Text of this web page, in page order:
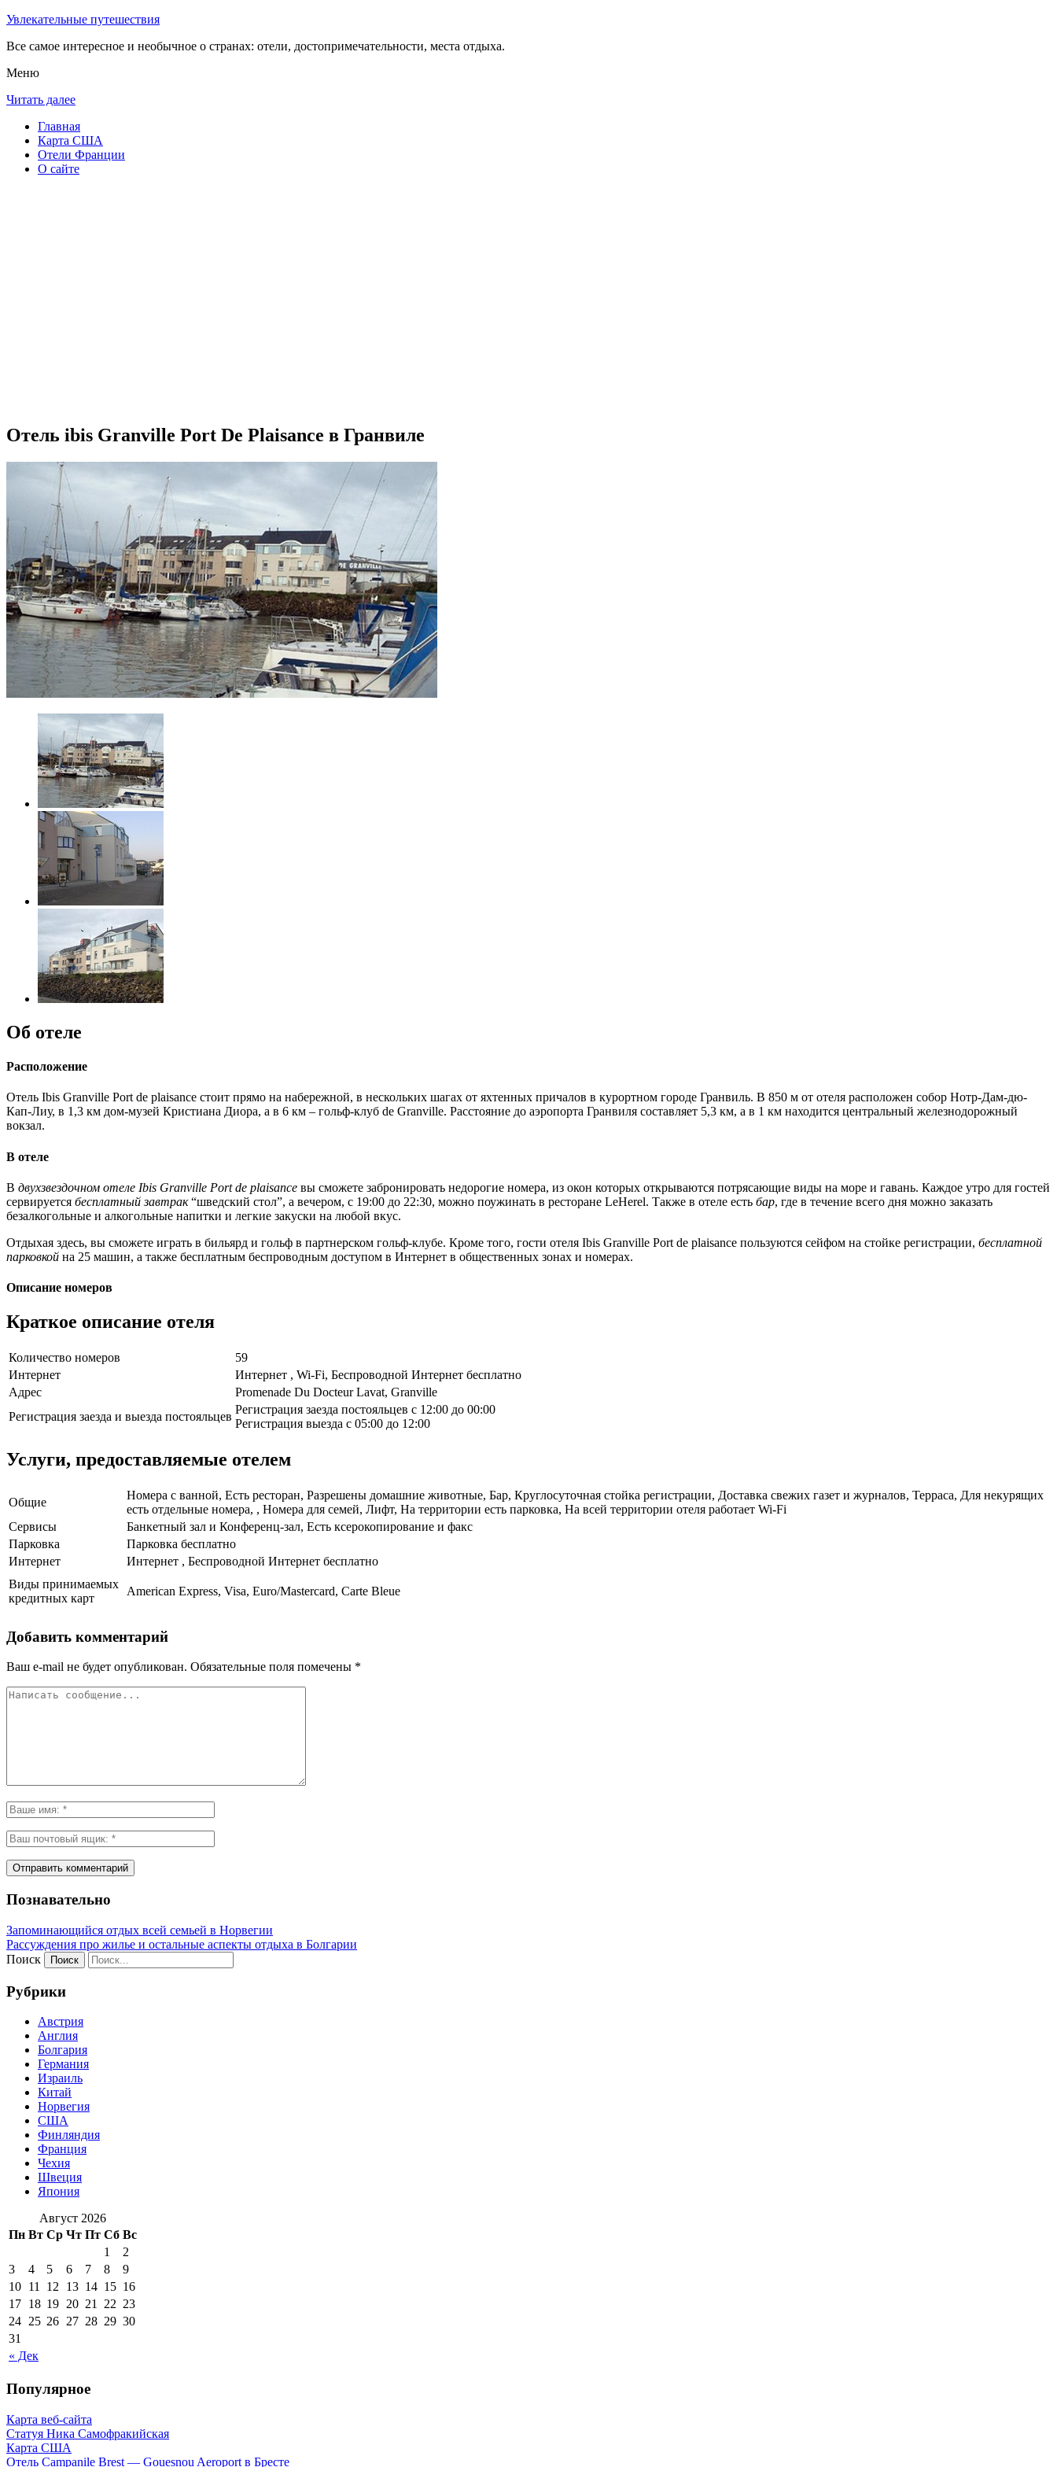
Увлекательные путешествия
Все самое интересное и необычное о странах: отели, достопримечательности, места отдыха.
Меню
Читать далее
Главная
Карта США
Отели Франции
О сайте
Отель ibis Granville Port De Plaisance в Гранвиле
Об отеле
Расположение
Отель Ibis Granville Port de plaisance стоит прямо на набережной, в нескольких шагах от яхтенных причалов в курортном городе Гранвиль. В 850 м от отеля расположен собор Нотр-Дам-дю-
Кап-Лиу, в 1,3 км дом-музей Кристиана Диора, а в 6 км – гольф-клуб de Granville. Расстояние до аэропорта Гранвиля составляет 5,3 км, а в 1 км находится центральный железнодорожный
вокзал.
В отеле
В двухзвездочном отеле Ibis Granville Port de plaisance вы сможете забронировать недорогие номера, из окон которых открываются потрясающие виды на море и гавань. Каждое утро для гостей
сервируется бесплатный завтрак“шведский стол”, а вечером, с 19:00 до 22:30, можно поужинать в ресторане LeHerel. Также в отеле есть бар, где в течение всего дня можно заказать
безалкогольные и алкогольные напитки и легкие закуски на любой вкус.
Отдыхая здесь, вы сможете играть в бильярд и гольф в партнерском гольф-клубе. Кроме того, гости отеля Ibis Granville Port de plaisance пользуются сейфом на стойке регистрации, бесплатной
парковкой на 25 машин, а также бесплатным беспроводным доступом в Интернет в общественных зонах и номерах.
Описание номеров
Краткое описание отеля
Количество номеров
59
Интернет
Интернет , Wi-Fi, Беспроводной Интернет бесплатно
Адрес
Promenade Du Docteur Lavat, Granville
Регистрация заезда и выезда постояльцев
Регистрация заезда постояльцев с 12:00 до 00:00
Регистрация выезда с 05:00 до 12:00
Услуги, предоставляемые отелем
Общие
Номера с ванной, Есть ресторан, Разрешены домашние животные, Бар, Круглосуточная стойка регистрации, Доставка свежих газет и журналов, Терраса, Для некурящих
есть отдельные номера, , Номера для семей, Лифт, На территории есть парковка, На всей территории отеля работает Wi-Fi
Сервисы
Банкетный зал и Конференц-зал, Есть ксерокопирование и факс
Парковка
Парковка бесплатно
Интернет
Интернет , Беспроводной Интернет бесплатно
Виды принимаемых
кредитных карт
American Express, Visa, Euro/Mastercard, Carte Bleue
Добавить комментарий
Ваш e-mail не будет опубликован. Обязательные поля помечены *
Познавательно
Запоминающийся отдых всей семьей в Норвегии
Рассуждения про жилье и остальные аспекты отдыха в Болгарии
Поиск
Рубрики
Австрия
Англия
Болгария
Германия
Израиль
Китай
Норвегия
США
Финляндия
Франция
Чехия
Швеция
Япония
Август 2026
Пн Вт Ср Чт Пт Сб Вс
« Дек
1
2
3
4 5 6 7 8
9
10 11 12 13 14 15 16
17 18 19 20 21 22 23
24 25 26 27 28 29 30
31
Популярное
Карта веб-сайта
Статуя Ника Самофракийская
Карта США
Отель Campanile Brest — Gouesnou Aeroport в Бресте